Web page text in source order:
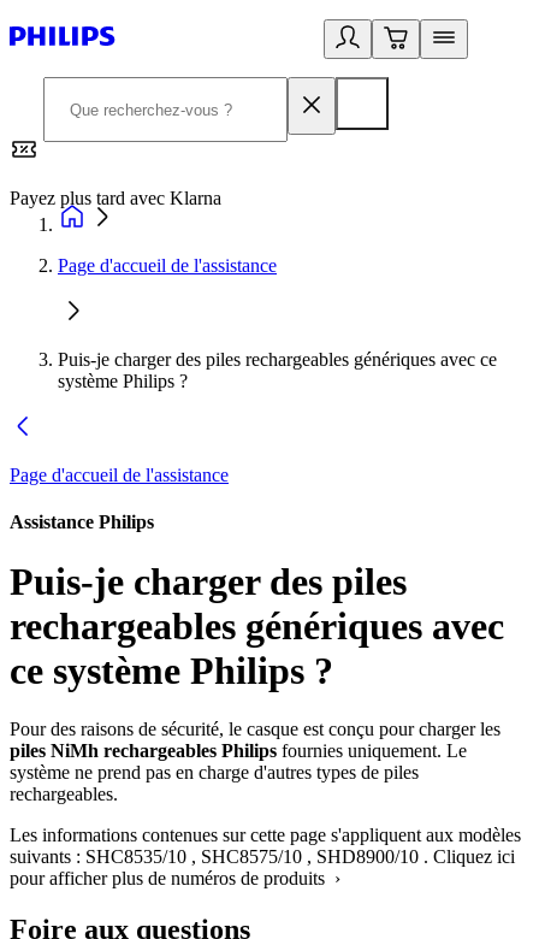
Payez plus tard avec Klarna
Page d'accueil de l'assistance
Puis-je charger des piles rechargeables génériques avec ce
système Philips ?
Page d'accueil de l'assistance
Assistance Philips
Puis-je charger des piles
rechargeables génériques avec
ce système Philips ?
Pour des raisons de sécurité, le casque est conçu pour charger les
piles NiMh rechargeables Philips fournies uniquement. Le
système ne prend pas en charge d'autres types de piles
rechargeables.
Les informations contenues sur cette page s'appliquent aux modèles
suivants : SHC8535/10 , SHC8575/10 , SHD8900/10 . Cliquez ici
pour afficher plus de numéros de produits ›
Foire aux questions